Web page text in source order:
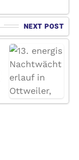
NEXT POST